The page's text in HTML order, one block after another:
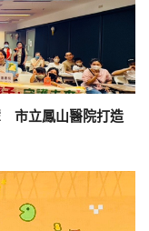
市立鳳山醫院打造